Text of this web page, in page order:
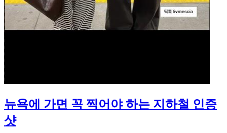
뉴욕에 가면 꼭 찍어야 하는 지하철 인증
샷